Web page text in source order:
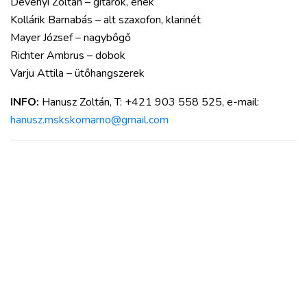
Kollárik Barnabás – alt szaxofon, klarinét
Mayer József – nagybőgő
Richter Ambrus – dobok
Varju Attila – ütőhangszerek
INFO: Hanusz Zoltán, T: +421 903 558 525, e-mail:
hanusz.mskskomarno@gmail.com